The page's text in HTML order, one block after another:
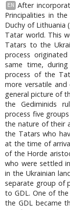
EN
After
Principalities in
Duchy of Lithuania
Tatar world. This
Tatars to the
process
same time,
process of the
more versatile
general picture of
the Gediminids
process five
the nature of their
the Tatars who
at the time of
of the Horde
who were settled
in the Ukrainian
separate group of
to GDL. One of
the GDL became